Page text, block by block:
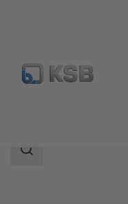
Katalog
Zakres